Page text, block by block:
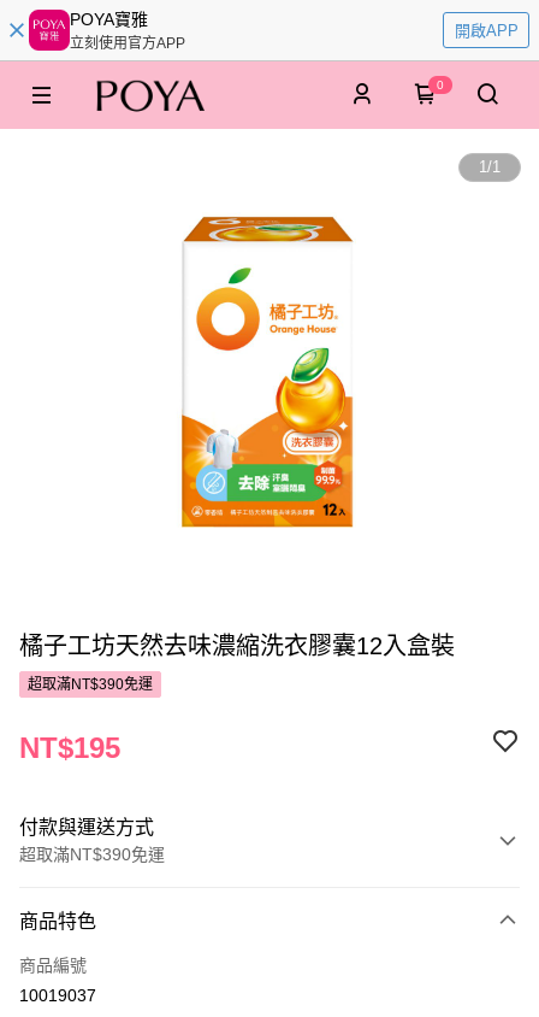
POYA寶雅
立刻使用官方APP
開啟APP
0
1/1
橘子工坊天然去味濃縮洗衣膠囊12入盒裝
超取滿NT$390免運
NT$195
付款與運送方式
超取滿NT$390免運
POYA支付
信用卡一次付款
商品特色
商品編號
10019037